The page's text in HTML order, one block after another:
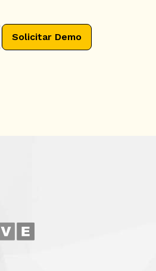
Solicitar Demo